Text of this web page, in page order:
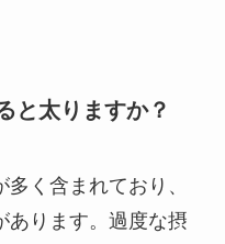
と太りますか？
く含まれており、
あります。過度な摂